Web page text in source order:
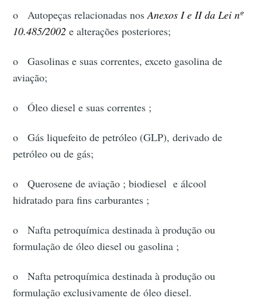
o Autopeças relacionadas nosAnexos I e II da Lei nº
10.485/2002 e alterações posteriores;
o Gasolinas e suas correntes, exceto gasolina de
aviação;
o Óleo diesel e suas correntes ;
o Gás liquefeito de petróleo (GLP), derivado de
petróleo ou de gás;
o Querosene de aviação ; biodiesel e álcool
hidratado para fins carburantes ;
o Nafta petroquímica destinada à produção ou
formulação de óleo diesel ou gasolina ;
o Nafta petroquímica destinada à produção ou
formulação exclusivamente de óleo diesel.